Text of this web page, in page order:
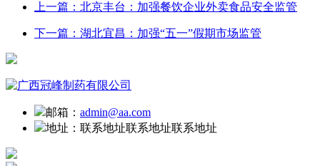
上一篇：北京丰台：加强餐饮企业外卖食品安全监管
下一篇：湖北宜昌：加强“五一”假期市场监管
邮箱： admin@aa.com
地址： 联系地址联系地址联系地址